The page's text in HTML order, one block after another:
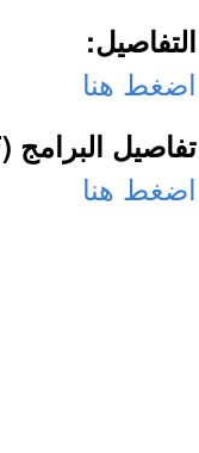
التفاصيل:
اضغط هنا
تفاصيل البرامج (PDF):
اضغط هنا